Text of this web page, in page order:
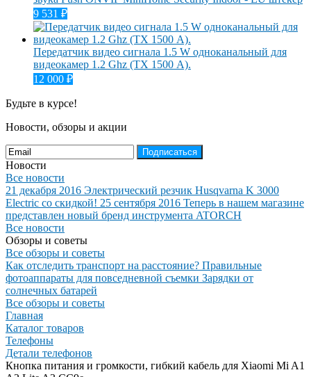
9 531 ₽
Передатчик видео сигнала 1.5 W одноканальный для
видеокамер 1.2 Ghz (ТХ 1500 А).
12 000 ₽
Будьте в курсе!
Новости, обзоры и акции
Подписаться
Новости
Все новости
21 декабря 2016 Электрический резчик Husqvarna K 3000
Electric со скидкой! 25 сентября 2016 Теперь в нашем магазине
представлен новый бренд инструмента ATORCH
Все новости
Обзоры и советы
Все обзоры и советы
Как отследить транспорт на расстояние? Правильные
фотоаппараты для повседневной съемки Зарядки от
солнечных батарей
Все обзоры и советы
Главная
Каталог товаров
Телефоны
Детали телефонов
Кнопка питания и громкости, гибкий кабель для Xiaomi Mi A1